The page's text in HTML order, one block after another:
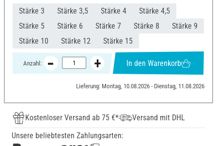
Stärke 3 Stärke 3,5 Stärke 4
Stärke 4,5
Stärke 5
Stärke 6 Stärke 7 Stärke 8
Stärke 9
Stärke 10
Stärke 12 Stärke 15
Anzahl: In den Warenkorb
Lieferung: Montag, 10.08.2026 - Dienstag, 11.08.2026
Kostenloser Versand ab 75 €*
Versand mit DHL
Unsere beliebtesten Zahlungsarten: